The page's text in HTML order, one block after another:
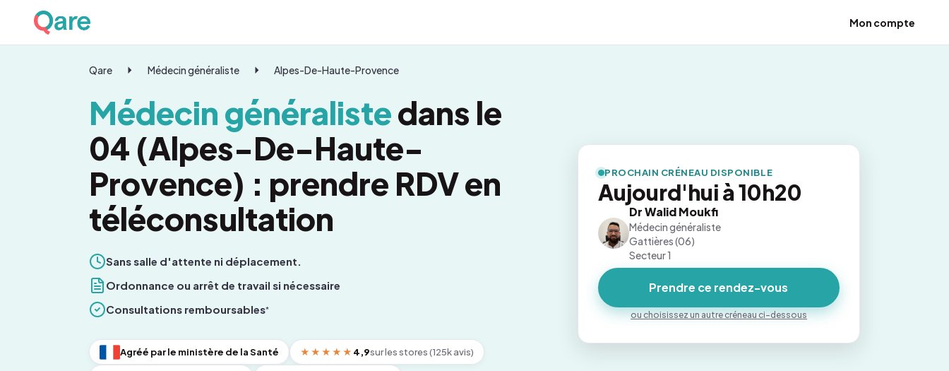
Mon compte
Qare Médecin généraliste Alpes-De-Haute-Provence
Médecin généralistedans le
04 (Alpes-De-Haute-
Provence) : prendre RDV en
téléconsultation
Sans salle d'attente ni déplacement.
Ordonnance ou arrêt de travail si nécessaire
Consultations remboursables*
Agréé par le ministère de la Santé ★★★★★ 4,9sur les stores (125k avis)
PROCHAIN CRÉNEAU DISPONIBLE
Aujourd'hui à 10h20
Dr Walid Moukfi
Médecin généraliste
Gattières (06)
Secteur 1
Prendre ce rendez-vous
ou choisissez un autre créneau ci-dessous